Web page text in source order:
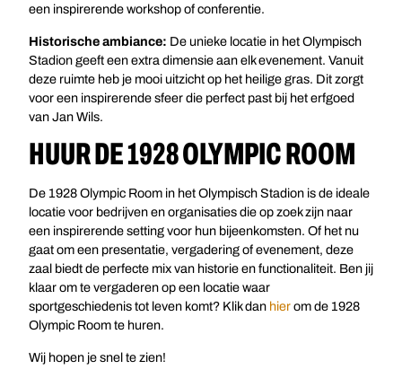
een inspirerende workshop of conferentie.
Historische ambiance: De unieke locatie in het Olympisch
Stadion geeft een extra dimensie aan elk evenement. Vanuit
deze ruimte heb je mooi uitzicht op het heilige gras. Dit zorgt
voor een inspirerende sfeer die perfect past bij het erfgoed
van Jan Wils.
HUUR DE 1928 OLYMPIC ROOM
De 1928 Olympic Room in het Olympisch Stadion is de ideale
locatie voor bedrijven en organisaties die op zoek zijn naar
een inspirerende setting voor hun bijeenkomsten. Of het nu
gaat om een presentatie, vergadering of evenement, deze
zaal biedt de perfecte mix van historie en functionaliteit. Ben jij
klaar om te vergaderen op een locatie waar
sportgeschiedenis tot leven komt? Klik dan hierom de 1928
Olympic Room te huren.
Wij hopen je snel te zien!